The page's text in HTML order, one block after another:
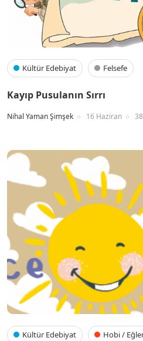
Kültür Edebiyat Felsefe
Kayıp Pusulanın Sırrı
Nihal Yaman Şimşek 16 Haziran
Kültür Edebiyat Hobi /